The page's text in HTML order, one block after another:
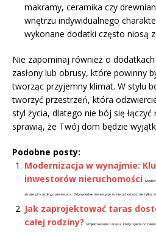
makramy, ceramika czy
wnętrzu indywidualnego
wykonane dodatki często niosą
Nie zapominaj również o
zasłony lub obrusy, które powinny
tworząc przyjemny klimat. W stylu
tworzyć przestrzeń, która
styl życia, dlatego nie bój się
sprawią, że Twój dom będzie
Podobne posty:
Modernizacja w wynajmie:
inwestorów nieruchomości
strategii każdego inwestora. Odpowiednie inwestycje w nieruchomość nie tylko
Jak zaprojektować taras
całej rodziny?
Projektowanie tarasu, który spełni